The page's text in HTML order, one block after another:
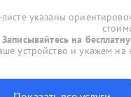
указаны
Записывайтесь на
устройство и укажем на